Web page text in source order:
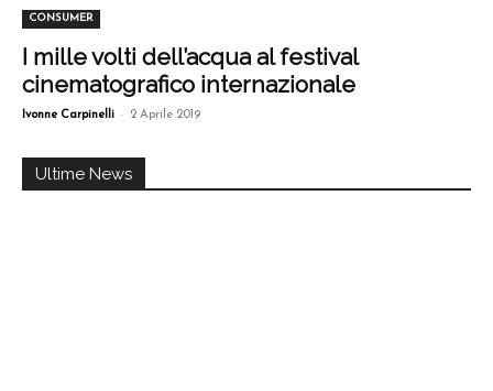
CONSUMER
I mille volti dell’acqua al festival
cinematografico internazionale
Ivonne Carpinelli - 2 Aprile 2019
Ultime News